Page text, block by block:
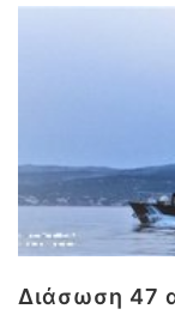
Διάσωση 47